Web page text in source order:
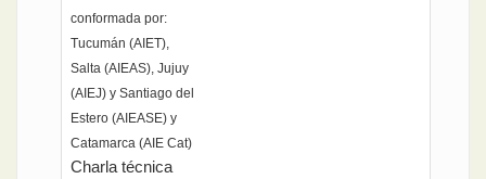
conformada por:
Tucumán (AIET),
Salta (AIEAS), Jujuy
(AIEJ) y Santiago del
Estero (AIEASE) y
Catamarca (AIE Cat)
Charla técnica